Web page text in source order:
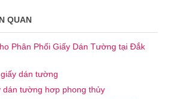
QUAN
Phân Phối Giấy Dán Tường tại Đắk
dán tường
dán tường hơp phong thủy